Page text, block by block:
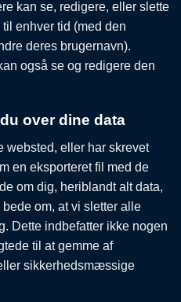
kan se, redigere, eller slette
enhver tid (med den
deres brugernavn).
også se og redigere den
over dine data
websted, eller har skrevet
en eksporteret fil med de
om dig, heriblandt alt data,
om, at vi sletter alle
Dette indbefatter ikke nogen
til at gemme af
sikkerhedsmæssige